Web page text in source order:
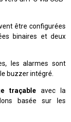
être configurées
binaires et deux
les alarmes sont
buzzer intégré.
traçable avec la
basée sur les